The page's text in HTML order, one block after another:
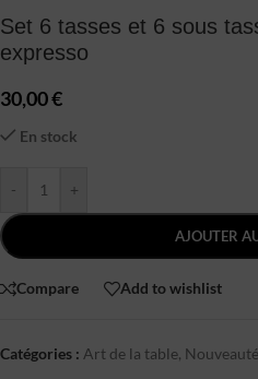
Set 6 tasses et 6 sous
expresso
30,00€
En stock
- +
AJOUTER
Compare Add to wishlist
Catégories : Art de la table,